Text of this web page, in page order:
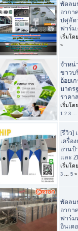
พัดลม
อากา
ปศุสัต
ฟาร์ม
เริ่มโด
»
จำหน่
ขาวบ
อ้อยเ
มาตร
ราคา
เริ่มโด
1 2 3 ...
[รีวิว]
เครื่อ
อ่านป้
และ
เริ่มโด
3 ... 5 »
พัดลม
อากา
ฟาร์ม
อินเต